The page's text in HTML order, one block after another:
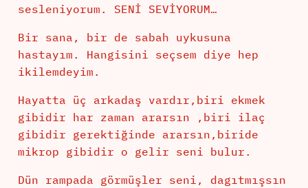
sesleniyorum. SENİ SEVİYORUM…
Bir sana, bir de sabah uykusuna
hastayım. Hangisini seçsem diye hep
ikilemdeyim.
Hayatta üç arkadaş vardır,biri ekmek
gibidir har zaman ararsın ,biri ilaç
gibidir gerektiğinde ararsın,biride
mikrop gibidir o gelir seni bulur.
Dün rampada görmüşler seni, dagıtmışsın